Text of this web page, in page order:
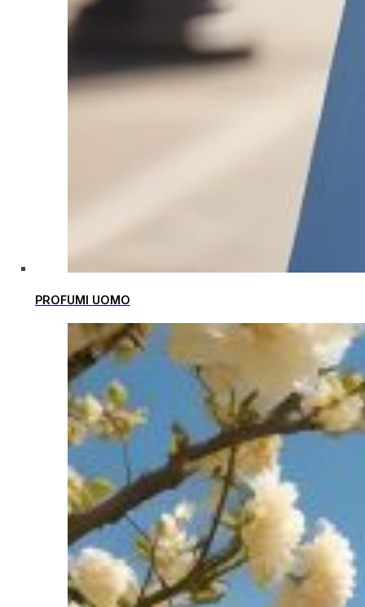
PROFUMI UOMO